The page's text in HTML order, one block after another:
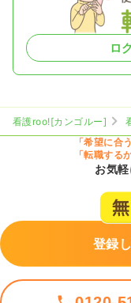
ロ
看護roo![カンゴルー]
「希望に合
「転職する
お気
登録